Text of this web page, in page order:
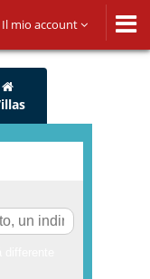
Il mio account